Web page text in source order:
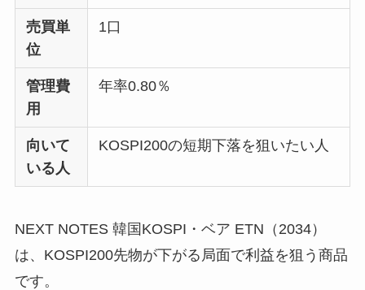
売買単
位
1口
管理費
用
年率0.80％
向いて
いる人
KOSPI200の短期下落を狙いたい人
NEXT NOTES 韓国KOSPI・ベア ETN（2034）
は、KOSPI200先物が下がる局面で利益を狙う商品
です。